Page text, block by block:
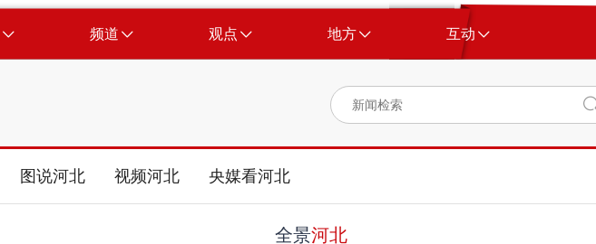
频道 观点 地方 互动
图说河北 视频河北 央媒看河北
全景河北